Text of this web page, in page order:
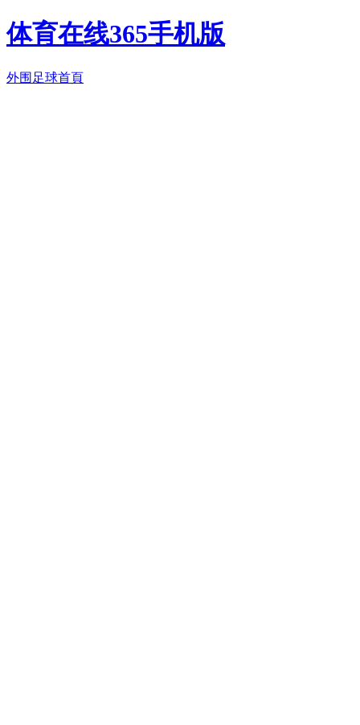
体育在线365手机版
外围足球首頁